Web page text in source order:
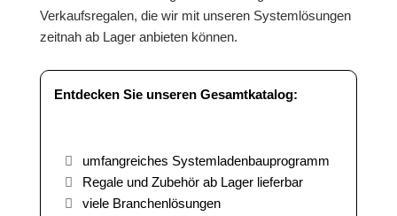
Verkaufsregalen, die wir mit unseren Systemlösungen
zeitnah ab Lager anbieten können.
Entdecken Sie unseren Gesamtkatalog:
umfangreiches Systemladenbauprogramm
Regale und Zubehör ab Lager lieferbar
viele Branchenlösungen